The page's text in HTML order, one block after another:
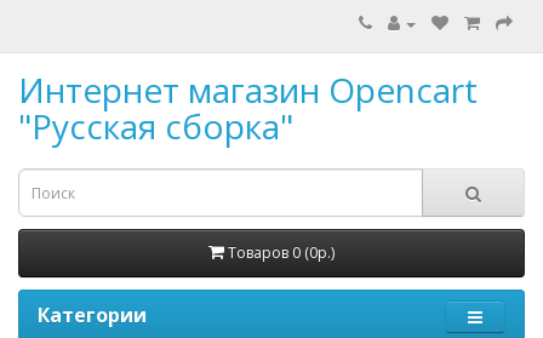
Интернет магазин Opencart
"Русская сборка"
Товаров 0 (0р.)
Категории